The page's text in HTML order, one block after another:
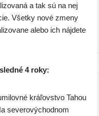
a tak sú na nej
Všetky nové zme­ny
ale­bo ich náj­de­te
4 roky:
krá­ľov­stvo Tahou
seve­ro­vý­chod­nom